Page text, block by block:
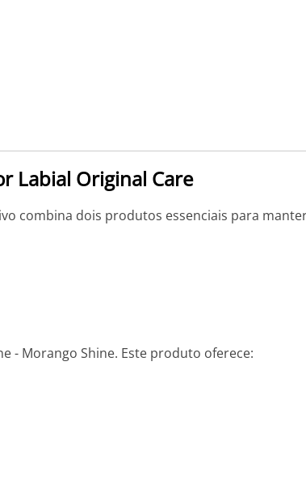
Labial Original Care
combina dois produtos essenciais para
- Morango Shine. Este produto oferece: